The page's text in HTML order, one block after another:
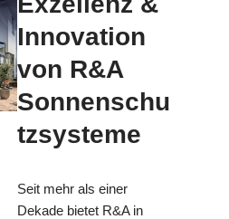
Innovation
von R&A
Sonnenschu
tzsysteme
Seit mehr als einer
Dekade bietet R&A in